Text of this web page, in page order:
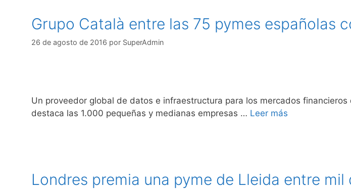
Grupo Català entre las 75 pymes españolas
26 de agosto de 2016 por SuperAdmin
Un proveedor global de datos e infraestructura para los mercados
destaca las 1.000 pequeñas y medianas empresas … Leer más
Londres premia una pyme de Lleida entre mil